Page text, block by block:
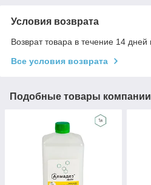
Условия возврата
Возврат товара в течение 14 дней
Все условия возврата
Подобные товары компании